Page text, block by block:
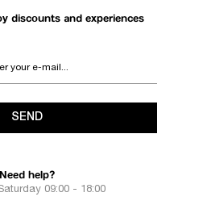
discounts and experiences
SEND
Need help?
09:00 - 18:00